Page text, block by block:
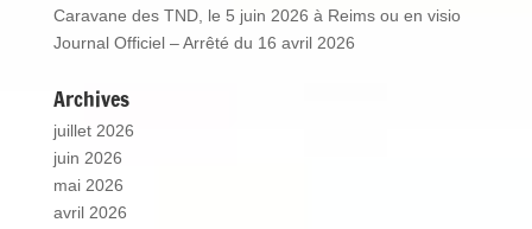
Caravane des TND, le 5 juin 2026 à Reims ou en visio
Journal Officiel – Arrêté du 16 avril 2026
Archives
juillet 2026
juin 2026
mai 2026
avril 2026